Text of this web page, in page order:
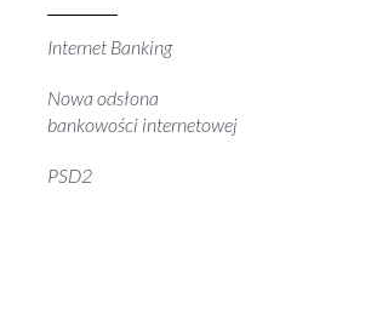
Internet Banking
Nowa odsłona
bankowości internetowej
PSD2